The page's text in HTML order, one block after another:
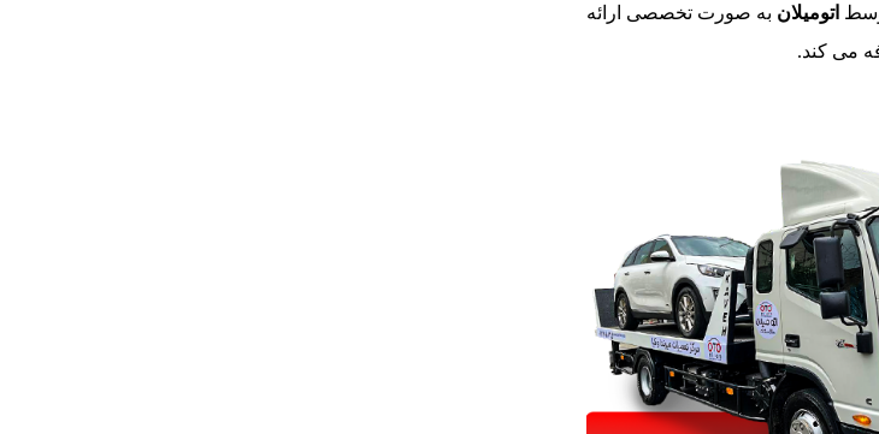
اتومیلان به صورت تخصصی ارائه
می کند.